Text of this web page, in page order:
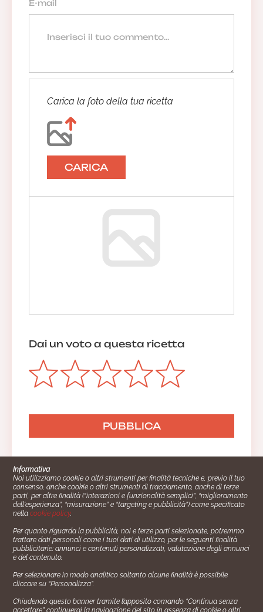
Carica la foto della tua ricetta
CARICA
Dai un voto a questa ricetta
Cucinare.it è un marchio commerciale di Impiego24.it s.r.l.
copyright 2014 - 2024 P.IVA: 03406490130
Azienda certiﬁcata ISO 27001 numero: SNR 73140386/89/I
- Azienda certiﬁcata ISO 9001 numero: SNR
Gestione consensi e categorie merceologiche marketing
Informativa
Noi utilizziamo cookie o altri strumenti per finalità tecniche e, previo il tuo
consenso, anche cookie o altri strumenti di tracciamento, anche di terze
parti, per altre finalità (“interazioni e funzionalità semplici”, “miglioramento
dell'esperienza”, “misurazione” e “targeting e pubblicità”) come specificato
nellacookie policy.
Per quanto riguarda la pubblicità, noi e terze parti selezionate, potremmo
trattare dati personali come i tuoi dati di utilizzo, per le seguenti finalità
pubblicitarie: annunci e contenuti personalizzati, valutazione degli annunci
e del contenuto.
Per selezionare in modo analitico soltanto alcune finalità è possibile
cliccare su “Personalizza”.
Chiudendo questo banner tramite l’apposito comando “Continua senza
accettare” continuerai la navigazione del sito in assenza di cookie o altri